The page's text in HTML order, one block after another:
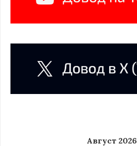
Август 2026